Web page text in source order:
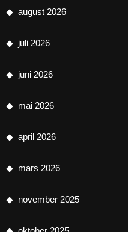
august 2026
juli 2026
juni 2026
mai 2026
april 2026
mars 2026
november 2025